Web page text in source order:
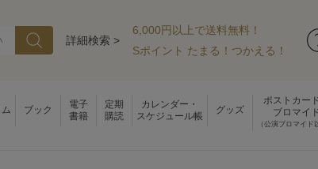
詳細検索 >
6,000円以上で送料無料！
Sポイント たまる！つかえる！
ブック
電子
書籍
定期
購読
カレンダー・
スケジュール帳
グッズ
ポストカー
ブロマイド
（公演ブロマイド